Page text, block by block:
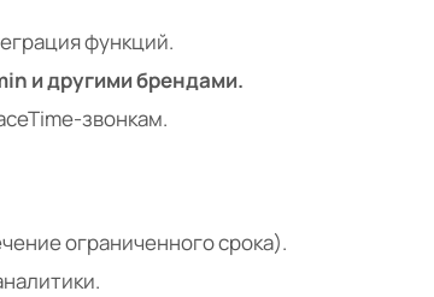
функций.
и другими брендами.
звонкам.
ограниченного срока).